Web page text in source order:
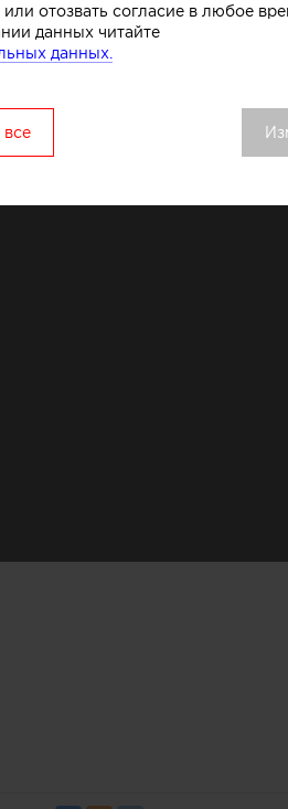
отозвать согласие в любое
данных читайте
данных.